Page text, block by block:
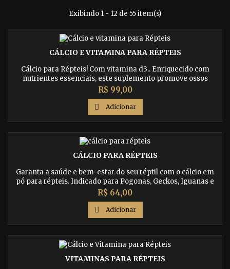
Exibindo 1 - 12 de 55 item(s)
CÁLCIO E VITAMINA PARA RÉPTEIS
Cálcio para Répteis! Com vitamina d3.. Enriquecido com
nutrientes essenciais, este suplemento promove ossos
fortes, prevenindo deficiências nutricionais. Ofereça o
melhor para seus répteis - Compre agora e eleve o bem-
estar dos seus animais de estimação ao próximo nível.
Preço
R$ 99,00
 Adicionar
CÁLCIO PARA RÉPTEIS
Garanta a saúde e bem-estar do seu réptil com o cálcio em
pó para répteis. Indicado para Pogonas, Geckos, Iguanas e
Jabutis, ele fortalece os ossos e ajuda no desenvolvimento
saudável do seu animal.
Preço
R$ 64,00
 Adicionar
VITAMINAS PARA RÉPTEIS